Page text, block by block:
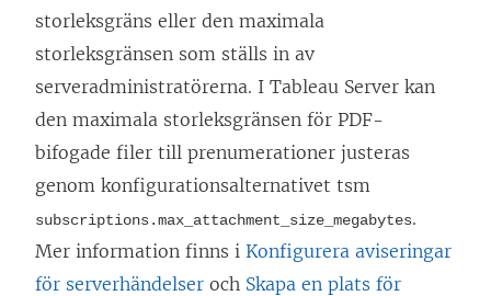
storleksgräns eller den maximala
storleksgränsen som ställs in av
serveradministratörerna. I Tableau Server kan
den maximala storleksgränsen för PDF-
bifogade filer till prenumerationer justeras
genom konfigurationsalternativet tsm
subscriptions.max_attachment_size_megabytes.
Mer information finns i Konfigurera aviseringar
för serverhändelser och Skapa en plats för